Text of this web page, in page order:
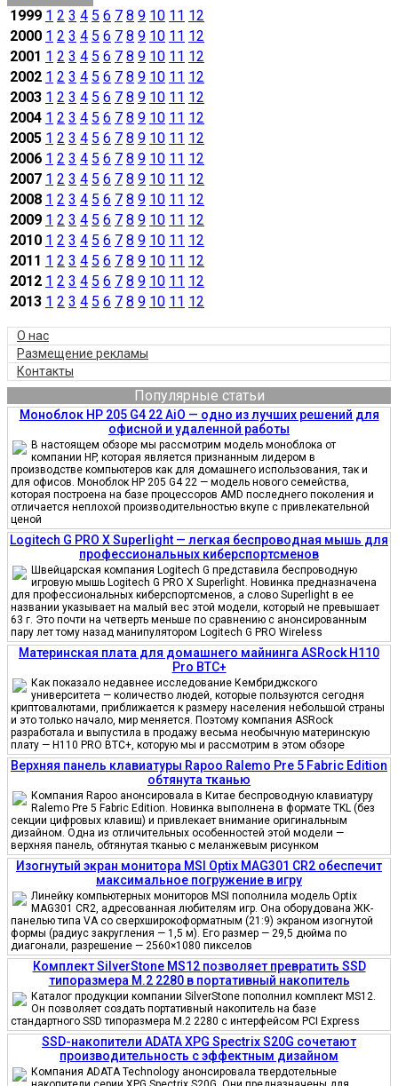
1999 1 2 3 4 5 6 7 8 9 10 11 12
2000 1 2 3 4 5 6 7 8 9 10 11 12
2001 1 2 3 4 5 6 7 8 9 10 11 12
2002 1 2 3 4 5 6 7 8 9 10 11 12
2003 1 2 3 4 5 6 7 8 9 10 11 12
2004 1 2 3 4 5 6 7 8 9 10 11 12
2005 1 2 3 4 5 6 7 8 9 10 11 12
2006 1 2 3 4 5 6 7 8 9 10 11 12
2007 1 2 3 4 5 6 7 8 9 10 11 12
2008 1 2 3 4 5 6 7 8 9 10 11 12
2009 1 2 3 4 5 6 7 8 9 10 11 12
2010 1 2 3 4 5 6 7 8 9 10 11 12
2011 1 2 3 4 5 6 7 8 9 10 11 12
2012 1 2 3 4 5 6 7 8 9 10 11 12
2013 1 2 3 4 5 6 7 8 9 10 11 12
О нас
Размещение рекламы
Контакты
Популярные статьи
Моноблок HP 205 G4 22 AiO — одно из лучших решений для
офисной и удаленной работы
В настоящем обзоре мы рассмотрим модель моноблока от
компании HP, которая является признанным лидером в
производстве компьютеров как для домашнего использования, так и
для офисов. Моноблок HP 205 G4 22 — модель нового семейства,
которая построена на базе процессоров AMD последнего поколения и
отличается неплохой производительностью вкупе с привлекательной
ценой
Logitech G PRO X Superlight — легкая беспроводная мышь для
профессиональных киберспортсменов
Швейцарская компания Logitech G представила беспроводную
игровую мышь Logitech G PRO X Superlight. Новинка предназначена
для профессиональных киберспортсменов, а слово Superlight в ее
названии указывает на малый вес этой модели, который не превышает
63 г. Это почти на четверть меньше по сравнению с анонсированным
пару лет тому назад манипулятором Logitech G PRO Wireless
Материнская плата для домашнего майнинга ASRock H110
Pro BTC+
Как показало недавнее исследование Кембриджского
университета — количество людей, которые пользуются сегодня
криптовалютами, приближается к размеру населения небольшой страны
и это только начало, мир меняется. Поэтому компания ASRock
разработала и выпустила в продажу весьма необычную материнскую
плату — H110 PRO BTC+, которую мы и рассмотрим в этом обзоре
Верхняя панель клавиатуры Rapoo Ralemo Pre 5 Fabric Edition
обтянута тканью
Компания Rapoo анонсировала в Китае беспроводную клавиатуру
Ralemo Pre 5 Fabric Edition. Новинка выполнена в формате TKL (без
секции цифровых клавиш) и привлекает внимание оригинальным
дизайном. Одна из отличительных особенностей этой модели —
верхняя панель, обтянутая тканью с меланжевым рисунком
Изогнутый экран монитора MSI Optix MAG301 CR2 обеспечит
максимальное погружение в игру
Линейку компьютерных мониторов MSI пополнила модель Optix
MAG301 CR2, адресованная любителям игр. Она оборудована ЖК-
панелью типа VA со сверхширокоформатным (21:9) экраном изогнутой
формы (радиус закругления — 1,5 м). Его размер — 29,5 дюйма по
диагонали, разрешение — 2560×1080 пикселов
Комплект SilverStone MS12 позволяет превратить SSD
типоразмера M.2 2280 в портативный накопитель
Каталог продукции компании SilverStone пополнил комплект MS12.
Он позволяет создать портативный накопитель на базе
стандартного SSD типоразмера M.2 2280 с интерфейсом PCI Express
SSD-накопители ADATA XPG Spectrix S20G сочетают
производительность с эффектным дизайном
Компания ADATA Technology анонсировала твердотельные